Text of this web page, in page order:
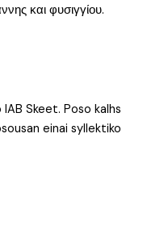
και φυσιγγίου.
Skeet. Poso kalhs
einai syllektiko